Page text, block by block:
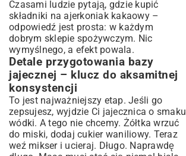
Czasami ludzie pytają, gdzie kupić
składniki na ajerkoniak kakaowy –
odpowiedź jest prosta: w każdym
dobrym sklepie spożywczym. Nic
wymyślnego, a efekt powala.
Detale przygotowania bazy
jajecznej – klucz do aksamitnej
konsystencji
To jest najważniejszy etap. Jeśli go
zepsujesz, wyjdzie Ci jajecznica o smaku
wódki. A tego nie chcemy. Żółtka wrzuć
do miski, dodaj cukier waniliowy. Teraz
weź mikser i ucieraj. Długo. Naprawdę